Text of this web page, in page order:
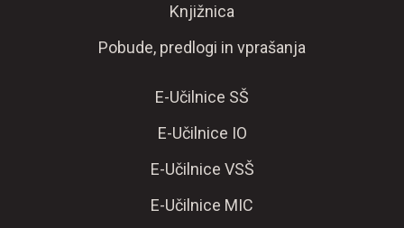
Knjižnica
Pobude, predlogi in vprašanja
E-Učilnice SŠ
E-Učilnice IO
E-Učilnice VSŠ
E-Učilnice MIC